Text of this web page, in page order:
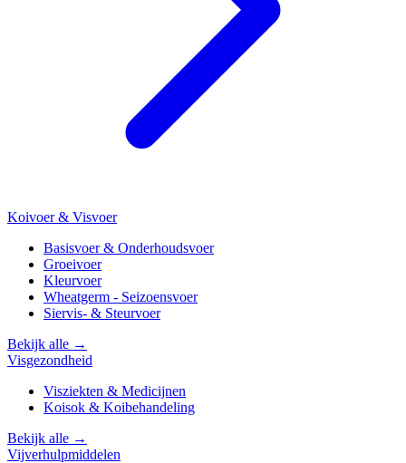
Koivoer & Visvoer
Basisvoer & Onderhoudsvoer
Groeivoer
Kleurvoer
Wheatgerm - Seizoensvoer
Siervis- & Steurvoer
Bekijk alle →
Visgezondheid
Visziekten & Medicijnen
Koisok & Koibehandeling
Bekijk alle →
Vijverhulpmiddelen